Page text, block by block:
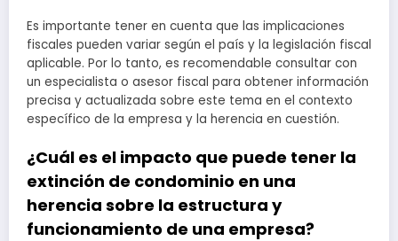
Es importante tener en cuenta que las implicaciones
fiscales pueden variar según el país y la legislación fiscal
aplicable. Por lo tanto, es recomendable consultar con
un especialista o asesor fiscal para obtener información
precisa y actualizada sobre este tema en el contexto
específico de la empresa y la herencia en cuestión.
¿Cuál es el impacto que puede tener la
extinción de condominio en una
herencia sobre la estructura y
funcionamiento de una empresa?